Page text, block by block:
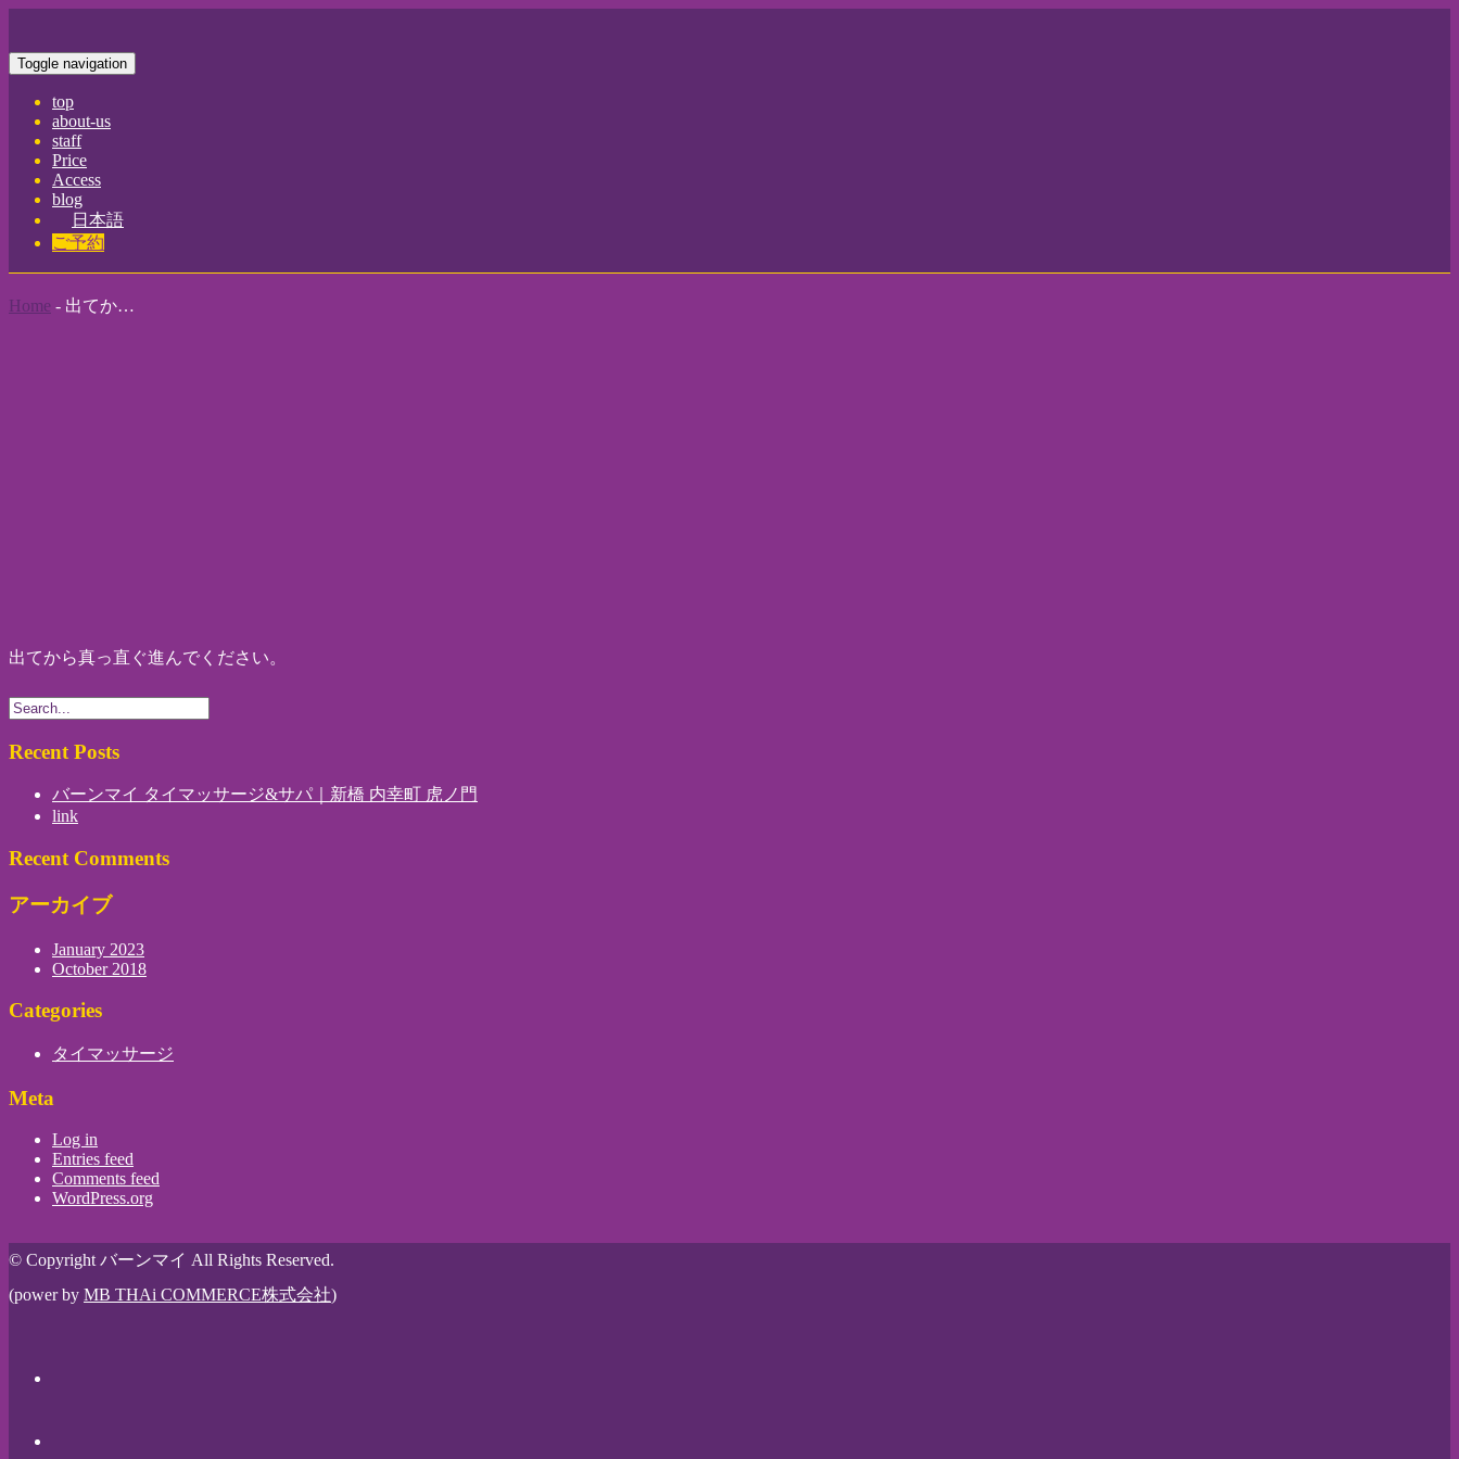
Toggle navigation
top
about-us
staff
Price
Access
blog
日本語
ご予約
Home - 出てか…
出てから真っ直ぐ進んでください。
Recent Posts
バーンマイ タイマッサージ&サパ｜新橋 内幸町 虎ノ門
link
Recent Comments
アーカイブ
January 2023
October 2018
Categories
タイマッサージ
Meta
Log in
Entries feed
Comments feed
WordPress.org
© Copyright バーンマイ All Rights Reserved.
(power by MB THAi COMMERCE株式会社)